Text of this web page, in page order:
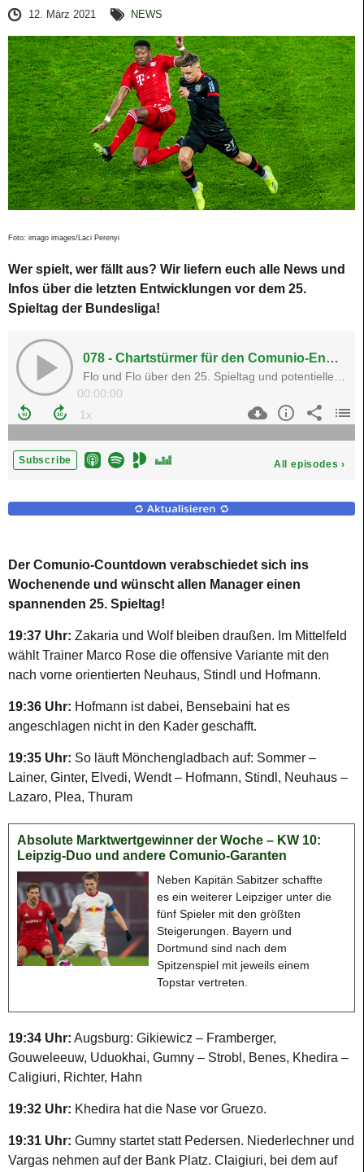
12. März 2021 NEWS
Foto: imago images/Laci Perenyi
Wer spielt, wer fällt aus? Wir liefern euch alle News und
Infos über die letzten Entwicklungen vor dem 25.
Spieltag der Bundesliga!
Der Comunio-Countdown verabschiedet sich ins
Wochenende und wünscht allen Manager einen
spannenden 25. Spieltag!
19:37 Uhr: Zakaria und Wolf bleiben draußen. Im Mittelfeld
wählt Trainer Marco Rose die offensive Variante mit den
nach vorne orientierten Neuhaus, Stindl und Hofmann.
19:36 Uhr: Hofmann ist dabei, Bensebaini hat es
angeschlagen nicht in den Kader geschafft.
19:35 Uhr: So läuft Mönchengladbach auf: Sommer –
Lainer, Ginter, Elvedi, Wendt – Hofmann, Stindl, Neuhaus –
Lazaro, Plea, Thuram
Absolute Marktwertgewinner der Woche – KW 10:
Leipzig-Duo und andere Comunio-Garanten
Neben Kapitän Sabitzer schaffte
es ein weiterer Leipziger unter die
fünf Spieler mit den größten
Steigerungen. Bayern und
Dortmund sind nach dem
Spitzenspiel mit jeweils einem
Topstar vertreten.
19:34 Uhr: Augsburg: Gikiewicz – Framberger,
Gouweleeuw, Uduokhai, Gumny – Strobl, Benes, Khedira –
Caligiuri, Richter, Hahn
19:32 Uhr: Khedira hat die Nase vor Gruezo.
19:31 Uhr: Gumny startet statt Pedersen. Niederlechner und
Vargas nehmen auf der Bank Platz. Claigiuri, bei dem auf